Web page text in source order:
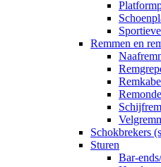
Remmen en
Schokbrekers
Sturen
Bar-